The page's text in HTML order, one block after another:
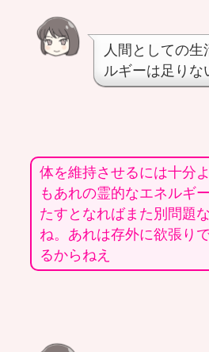
人間としての
ルギーは足りな
体を維持させるには十分
もあれの霊的なエネルギ
たすとなればまた別問題
ね。あれは存外に欲張り
るからねえ